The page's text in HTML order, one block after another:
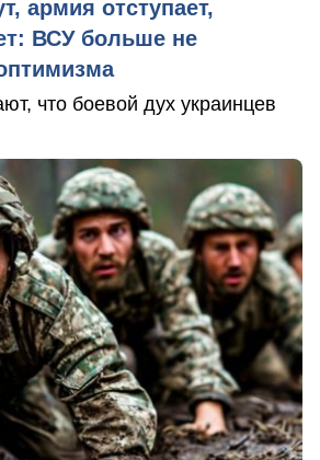
армия отступает,
ВСУ больше не
что боевой дух украинцев